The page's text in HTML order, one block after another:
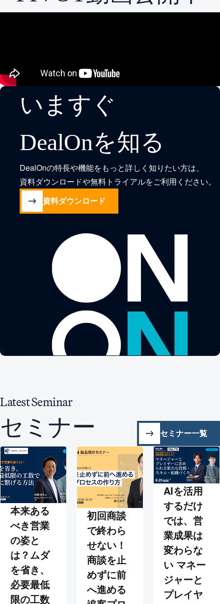
いますぐ
DealOnを知る
DealOnの特長や機能をもっと詳しく知りたい方は、
資料ダウンロードや無料トライアルをご利用ください。
資料ダウンロード
LatestSeminar
セミナー セミナー一覧
本来ある
べき営業
の姿と
は？ムダ
を省き、
必要最低
限の工数
初回商談
で終わら
せない！
商談を止
めずに前
へ進める
AIを活用
するだけ
では、営
業成果は
変わらな
い マネー
ジャーと
プレイヤ